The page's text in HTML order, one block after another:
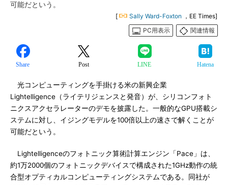
可能だという。
[ Sally Ward-Foxton ，EE Times]
PC用表示
関連情報
Share Post LINE Hatena
光コンピューティングを手掛ける米の新興企業
Lightelligence（ライテリジェンスと発音）が、シリコンフォト
ニクスアクセラレーターのデモを披露した。一般的なGPU搭載シ
ステムに対し、イジングモデルを100倍以上の速さで解くことが
可能だという。
Lightelligenceのフォトニック算術計算エンジン「Pace」は、
約1万2000個のフォトニックデバイスで構成された1GHz動作の統
合型オプティカルコンピューティングシステムである。同社が